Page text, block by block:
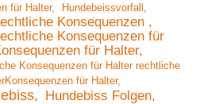
für Halter
Hundebeissvorfall
Konsequenzen
Konsequenzen für
für Halter
Konsequenzen für Halter rechtliche
für Halter
Hundebiss Folgen